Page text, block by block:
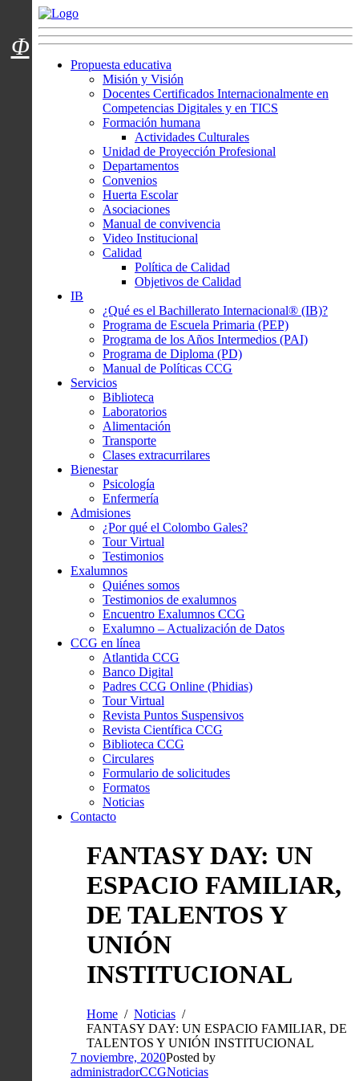
Menú usuarios
Propuesta educativa
Misión y Visión
Docentes Certificados Internacionalmente en
Competencias Digitales y en TICS
Formación humana
Actividades Culturales
Unidad de Proyección Profesional
Departamentos
Convenios
Huerta Escolar
Asociaciones
Manual de convivencia
Video Institucional
Calidad
Política de Calidad
Objetivos de Calidad
IB
¿Qué es el Bachillerato Internacional® (IB)?
Programa de Escuela Primaria (PEP)
Programa de los Años Intermedios (PAI)
Programa de Diploma (PD)
Manual de Políticas CCG
Servicios
Biblioteca
Laboratorios
Alimentación
Transporte
Clases extracurrilares
Bienestar
Psicología
Enfermería
Admisiones
¿Por qué el Colombo Gales?
Tour Virtual
Testimonios
Exalumnos
Quiénes somos
Testimonios de exalumnos
Encuentro Exalumnos CCG
Exalumno – Actualización de Datos
CCG en línea
Atlantida CCG
Banco Digital
Padres CCG Online (Phidias)
Tour Virtual
Revista Puntos Suspensivos
Revista Científica CCG
Biblioteca CCG
Circulares
Formulario de solicitudes
Formatos
Noticias
Contacto
FANTASY DAY: UN
ESPACIO FAMILIAR,
DE TALENTOS Y
UNIÓN
INSTITUCIONAL
Home
Noticias
FANTASY DAY: UN ESPACIO FAMILIAR, DE
TALENTOS Y UNIÓN INSTITUCIONAL
7 noviembre, 2020Posted by
administradorCCGNoticias
Φ